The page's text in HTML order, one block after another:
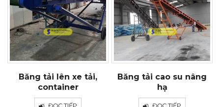
Băng tải lên xe tải,
container
Băng tải cao su nâng
hạ